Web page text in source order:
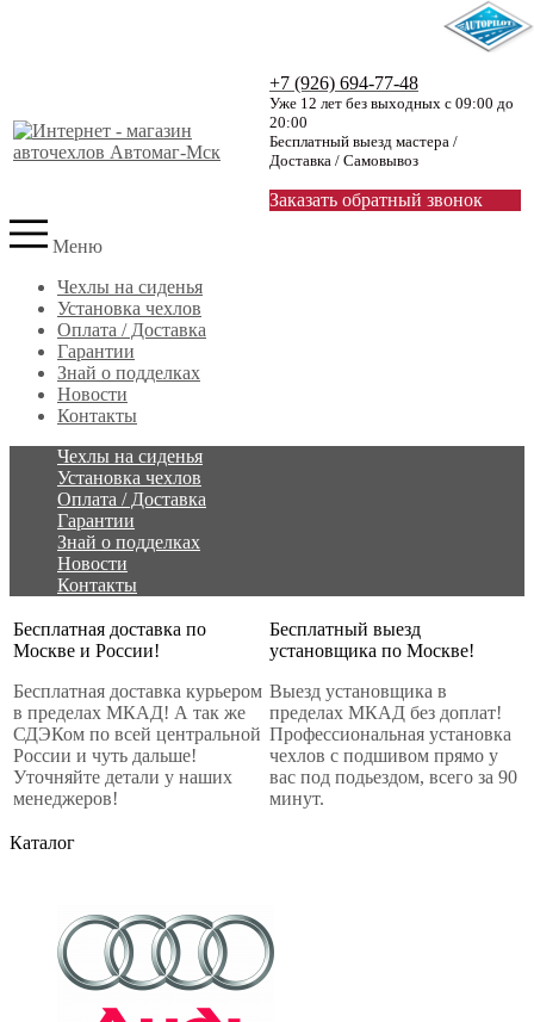
+7 (926) 694-77-48
Уже 12 лет без выходных с 09:00 до
20:00
Бесплатный выезд мастера /
Доставка / Самовывоз
Заказать обратный звонок
Меню
Чехлы на сиденья
Установка чехлов
Оплата / Доставка
Гарантии
Знай о подделках
Новости
Контакты
Чехлы на сиденья
Установка чехлов
Оплата / Доставка
Гарантии
Знай о подделках
Новости
Контакты
Бесплатная доставка по
Москве и России!
Бесплатная доставка курьером
в пределах МКАД! А так же
СДЭКом по всей центральной
России и чуть дальше!
Уточняйте детали у наших
менеджеров!
Бесплатный выезд
установщика по Москве!
Выезд установщика в
пределах МКАД без доплат!
Профессиональная установка
чехлов с подшивом прямо у
вас под подьездом, всего за 90
минут.
Каталог